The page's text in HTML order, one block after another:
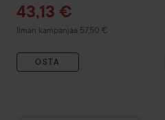
Tarjoushinta
43,13 €
Ilman kampanjaa 57,50 €
OSTA